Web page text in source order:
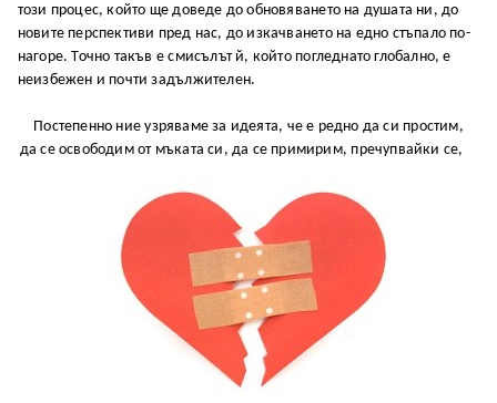
този процес, който ще доведе до обновяването на душата ни, до
новите перспективи пред нас, до изкачването на едно стъпало по-
нагоре. Точно такъв е смисълът й, който погледнато глобално, е
неизбежен и почти задължителен.
Постепенно ние узряваме за идеята, че е редно да си простим,
да се освободим от мъката си, да се примирим, пречупвайки се,